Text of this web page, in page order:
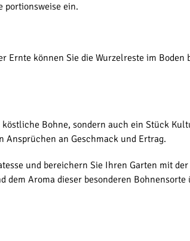
portionsweise ein.
Ernte können Sie die Wurzelreste im
Bohne, sondern auch ein Stück
Ansprüchen an Geschmack und Ertrag.
und bereichern Sie Ihren Garten mit
Aroma dieser besonderen Bohnensorte